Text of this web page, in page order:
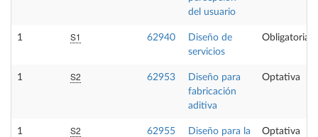
del usuario
1 S1 62940
Diseño de
servicios
Obligatoria
1 S2 62953
Diseño para
fabricación
aditiva
Optativa
1 S2 62955
Diseño para la
Optativa